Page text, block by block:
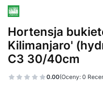
Hortensja
Kilimanjaro'
C3 30/40cm
0.00(Oceny: 0